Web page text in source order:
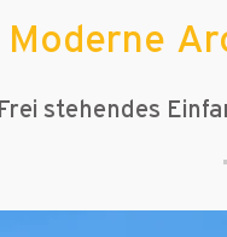
Moderne
Frei stehendes